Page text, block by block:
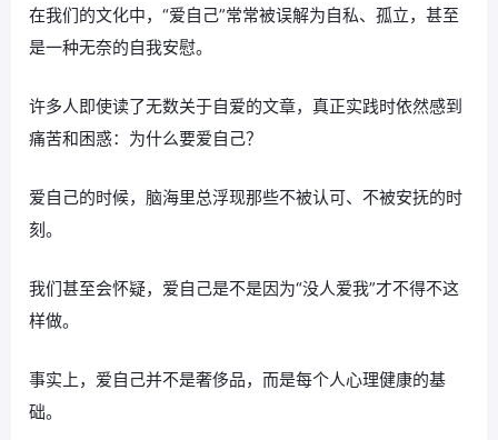
在我们的文化中，“爱自己”常常被误解为自私、孤立，甚至
是一种无奈的自我安慰。
许多人即使读了无数关于自爱的文章，真正实践时依然感到
痛苦和困惑：为什么要爱自己？
爱自己的时候，脑海里总浮现那些不被认可、不被安抚的时
刻。
我们甚至会怀疑，爱自己是不是因为“没人爱我”才不得不这
样做。
事实上，爱自己并不是奢侈品，而是每个人心理健康的基
础。